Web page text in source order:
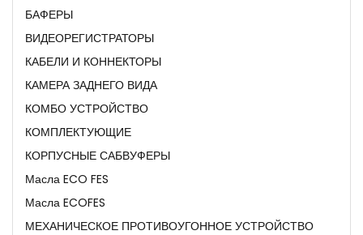
БАФЕРЫ
ВИДЕОРЕГИСТРАТОРЫ
КАБЕЛИ И КОННЕКТОРЫ
КАМЕРА ЗАДНЕГО ВИДА
КОМБО УСТРОЙСТВО
КОМПЛЕКТУЮЩИЕ
КОРПУСНЫЕ САБВУФЕРЫ
Масла ECO FES
Масла ECOFES
МЕХАНИЧЕСКОЕ ПРОТИВОУГОННОЕ УСТРОЙСТВО